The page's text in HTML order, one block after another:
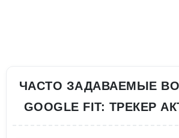
ЧАСТО ЗАДАВАЕМЫЕ
GOOGLE FIT: ТРЕКЕР